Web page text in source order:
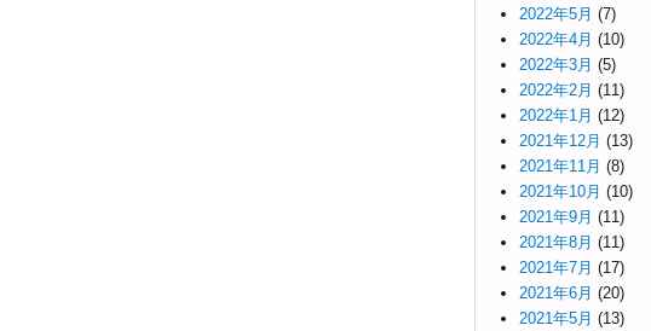
2022年5月 (7)
2022年4月 (10)
2022年3月 (5)
2022年2月 (11)
2022年1月 (12)
2021年12月 (13)
2021年11月 (8)
2021年10月 (10)
2021年9月 (11)
2021年8月 (11)
2021年7月 (17)
2021年6月 (20)
2021年5月 (13)